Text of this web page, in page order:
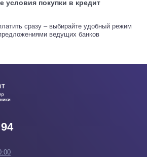
условия покупки в кредит
сразу – выбирайте удобный режим
ведущих банков